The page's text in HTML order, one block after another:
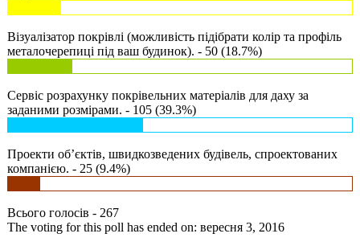
Візуалізатор покрівлі (можливість підібрати колір та профіль
металочерепиці під ваш будинок). - 50 (18.7%)
Сервіс розрахунку покрівельних матеріалів для даху за
заданими розмірами. - 105 (39.3%)
Проекти об’єктів, швидкозведених будівель, спроектованих
компанією. - 25 (9.4%)
Всього голосів - 267
The voting for this poll has ended on: вересня 3, 2016